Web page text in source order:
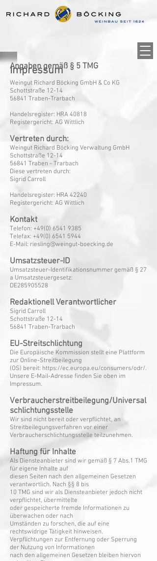
Impressum
Angaben gemäß § 5 TMG
Weingut Richard Böcking GmbH & Co KG
Schottstraße 12-14
56841 Traben-Trarbach
Handelsregister: HRA 40818
Registergericht: AG Wittlich
Vertreten durch:
Weingut Richard Böcking Verwaltung GmbH
Schottstraße 12-14
56841 Traben - Trarbach
Diese vertreten durch:
Sigrid Carroll
Handelsregister: HRA 42240
Registergericht: AG Wittlich
Kontakt
Telefon: +49(0) 6541 9385
Telefax: +49(0) 6541 5944
E-Mail: riesling@weingut-boecking.de
Umsatzsteuer-ID
Umsatzsteuer-Identifikationsnummer gemäß § 27
a Umsatzsteuergesetz:
DE285905528
Redaktionell Verantwortlicher
Sigrid Carroll
Schottstraße 12-14
56841 Traben-Trarbach
EU-Streitschlichtung
Die Europäische Kommission stellt eine Plattform
zur Online-Streitbeilegung
(OS) bereit: https://ec.europa.eu/consumers/odr/.
Unsere E-Mail-Adresse finden Sie oben im
Impressum.
Verbraucherstreitbeilegung/Universal
schlichtungsstelle
Wir sind nicht bereit oder verpflichtet, an
Streitbeilegungsverfahren vor einer
Verbraucherschlichtungsstelle teilzunehmen.
Haftung für Inhalte
Als Diensteanbieter sind wir gemäß § 7 Abs.1 TMG
für eigene Inhalte auf
diesen Seiten nach den allgemeinen Gesetzen
verantwortlich. Nach §§ 8 bis
10 TMG sind wir als Diensteanbieter jedoch nicht
verpflichtet, übermittelte
oder gespeicherte fremde Informationen zu
überwachen oder nach
Umständen zu forschen, die auf eine
rechtswidrige Tätigkeit hinweisen.
Verpflichtungen zur Entfernung oder Sperrung
der Nutzung von Informationen
nach den allgemeinen Gesetzen bleiben hiervon